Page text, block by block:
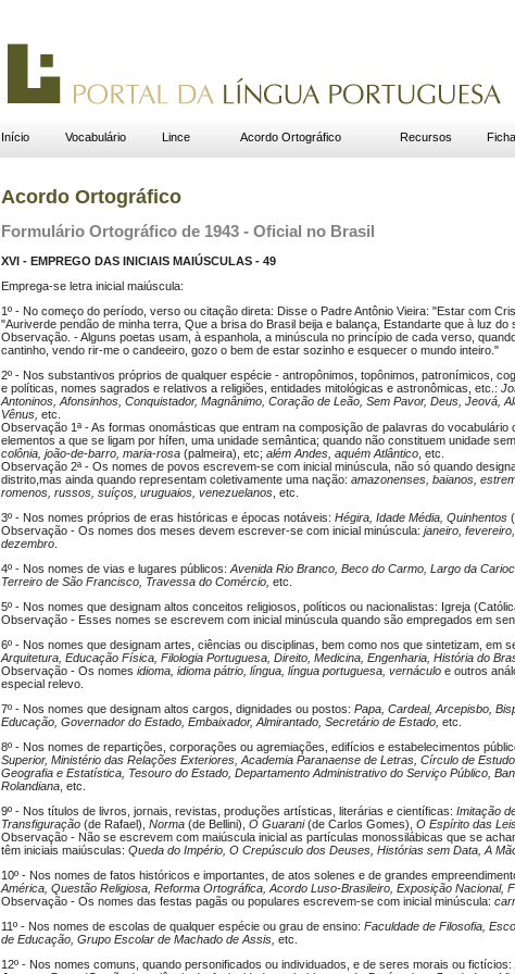
Início Vocabulário Lince Acordo Ortográfico Recursos Ficha
Acordo Ortográfico
Formulário Ortográfico de 1943 - Oficial no Brasil
XVI - EMPREGO DAS INICIAIS MAIÚSCULAS - 49
Emprega-se letra inicial maiúscula:
1º - No começo do período, verso ou citação direta: Disse o Padre Antônio Vieira: "Estar com
"Auriverde pendão de minha terra, Que a brisa do Brasil beija e balança, Estandarte que à luz
Observação. - Alguns poetas usam, à espanhola, a minúscula no princípio de cada verso,
cantinho, vendo rir-me o candeeiro, gozo o bem de estar sozinho e esquecer o mundo inteiro."
2º - Nos substantivos próprios de qualquer espécie - antropônimos, topônimos, patronímicos,
e políticas, nomes sagrados e relativos a religiões, entidades mitológicas e astronômicas, etc.:
Antoninos, Afonsinhos, Conquistador, Magnânimo, Coração de Leão, Sem Pavor, Deus, Jeová,
Vênus, etc.
Observação 1ª - As formas onomásticas que entram na composição de palavras do
elementos a que se ligam por hífen, uma unidade semântica; quando não constituem unidade
colônia, joão-de-barro, maria-rosa (palmeira), etc; além Andes, aquém Atlântico , etc.
Observação 2ª - Os nomes de povos escrevem-se com inicial minúscula, não só quando
distrito,mas ainda quando representam coletivamente uma nação: amazonenses, baianos,
romenos, russos, suíços, uruguaios, venezuelanos , etc.
3º - Nos nomes próprios de eras históricas e épocas notáveis: Hégira, Idade Média, Quinhentos
Observação - Os nomes dos meses devem escrever-se com inicial minúscula: janeiro,
dezembro
4º - Nos nomes de vias e lugares públicos: Avenida Rio Branco, Beco do Carmo, Largo da
Terreiro de São Francisco, Travessa do Comércio, etc.
5º - Nos nomes que designam altos conceitos religiosos, políticos ou nacionalistas: Igreja
Observação - Esses nomes se escrevem com inicial minúscula quando são empregados em
6º - Nos nomes que designam artes, ciências ou disciplinas, bem como nos que sintetizam, em
Arquitetura, Educação Física, Filologia Portuguesa, Direito, Medicina, Engenharia, História do
Observação - Os nomes idioma, idioma pátrio, língua, língua portuguesa, vernáculo e outros
especial relevo.
7º - Nos nomes que designam altos cargos, dignidades ou postos: Papa, Cardeal, Arcepisbo,
Educação, Governador do Estado, Embaixador, Almirantado, Secretário de Estado, etc.
8º - Nos nomes de repartições, corporações ou agremiações, edifícios e estabe­lecimentos
Superior, Ministério das Relações Exteriores, Academia Paranaense de Letras, Círculo de
Geografia e Estatística, Tesouro do Estado, Departamento Administrativo do Serviço Público,
Rolandiana , etc.
9º - Nos títulos de livros, jornais, revistas, produções artísticas, literárias e científicas: Imitação
Transfiguração (de Rafael), Norma (de Bellini), O Guarani(de Carlos Gomes), O Espírito das
Observação - Não se escrevem com maiúscula inicial as partículas monossilábicas que se
têm iniciais maiúsculas: Queda do Império, O Crepúsculo dos Deuses, Histórias sem Data, A
10º - Nos nomes de fatos históricos e importantes, de atos solenes e de grandes
América, Questão Religiosa, Reforma Ortográfica, Acordo Luso-Brasileiro, Exposição Nacional,
Observação - Os nomes das festas pagãs ou populares escrevem-se com inicial minúscula:
11º - Nos nomes de escolas de qualquer espécie ou grau de ensino: Faculdade de Filosofia,
de Educação, Grupo Escolar de Machado de Assis, etc.
12º - Nos nomes comuns, quando personificados ou individuados, e de seres morais ou fictícios: